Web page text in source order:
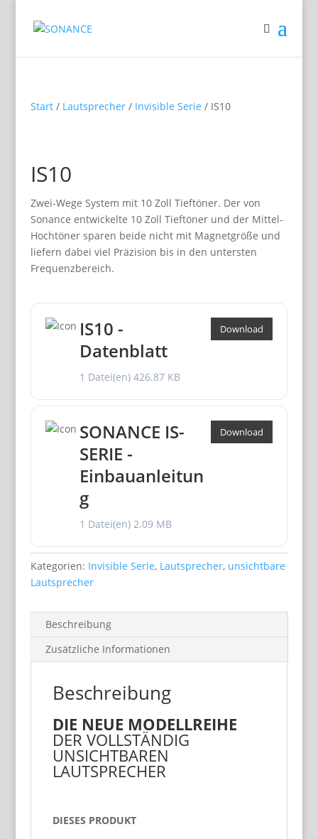
Start/ Lautsprecher/ Invisible Serie / IS10
IS10
Zwei-Wege System mit 10 Zoll Tieftöner. Der von
Sonance entwickelte 10 Zoll Tieftöner und der Mittel-
Hochtöner sparen beide nicht mit Magnetgröße und
liefern dabei viel Präzision bis in den untersten
Frequenzbereich.
IS10 -
Datenblatt
1 Datei(en) 426.87 KB
Download
SONANCE IS-
SERIE -
Einbauanleitun
g
1 Datei(en) 2.09 MB
Download
Kategorien: Invisible Serie, Lautsprecher, unsichtbare
Lautsprecher
Beschreibung
Zusätzliche Informationen
Beschreibung
DIE NEUE MODELLREIHE
DER VOLLSTÄNDIG
UNSICHTBAREN
LAUTSPRECHER
DIESES PRODUKT